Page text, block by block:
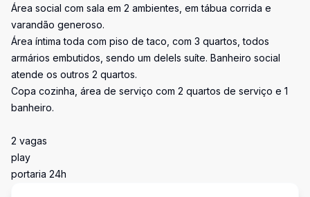
Área social com sala em 2 ambientes, em tábua corrida e
varandão generoso.
Área íntima toda com piso de taco, com 3 quartos, todos
armários embutidos, sendo um delels suíte. Banheiro social
atende os outros 2 quartos.
Copa cozinha, área de serviço com 2 quartos de serviço e 1
banheiro.
2 vagas
play
portaria 24h